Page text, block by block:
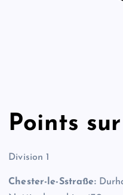
Points
Division 1
Chester-le-Sstraße: